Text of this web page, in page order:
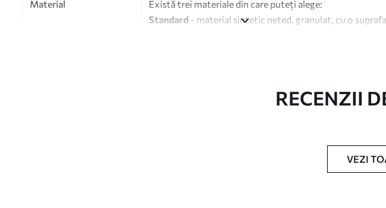
Material
Există trei materiale din care puteți alege:
Standard - material sintetic neted, granulat, cu o
RECENZII
VEZI